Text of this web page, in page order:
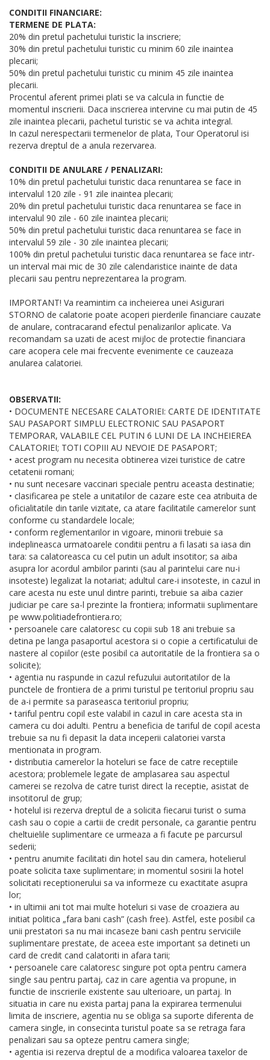
CONDITII FINANCIARE:
TERMENE DE PLATA:
20% din pretul pachetului turistic la inscriere;
30% din pretul pachetului turistic cu minim 60 zile inaintea
plecarii;
50% din pretul pachetului turistic cu minim 45 zile inaintea
plecarii.
Procentul aferent primei plati se va calcula in functie de
momentul inscrierii. Daca inscrierea intervine cu mai putin de 45
zile inaintea plecarii, pachetul turistic se va achita integral.
In cazul nerespectarii termenelor de plata, Tour Operatorul isi
rezerva dreptul de a anula rezervarea.
CONDITII DE ANULARE / PENALIZARI:
10% din pretul pachetului turistic daca renuntarea se face in
intervalul 120 zile - 91 zile inaintea plecarii;
20% din pretul pachetului turistic daca renuntarea se face in
intervalul 90 zile - 60 zile inaintea plecarii;
50% din pretul pachetului turistic daca renuntarea se face in
intervalul 59 zile - 30 zile inaintea plecarii;
100% din pretul pachetului turistic daca renuntarea se face intr-
un interval mai mic de 30 zile calendaristice inainte de data
plecarii sau pentru neprezentarea la program.
IMPORTANT! Va reamintim ca incheierea unei Asigurari
STORNO de calatorie poate acoperi pierderile financiare cauzate
de anulare, contracarand efectul penalizarilor aplicate. Va
recomandam sa uzati de acest mijloc de protectie financiara
care acopera cele mai frecvente evenimente ce cauzeaza
anularea calatoriei.
OBSERVATII:
• DOCUMENTE NECESARE CALATORIEI: CARTE DE IDENTITATE
SAU PASAPORT SIMPLU ELECTRONIC SAU PASAPORT
TEMPORAR, VALABILE CEL PUTIN 6 LUNI DE LA INCHEIEREA
CALATORIEI; TOTI COPIII AU NEVOIE DE PASAPORT;
• acest program nu necesita obtinerea vizei turistice de catre
cetatenii romani;
• nu sunt necesare vaccinari speciale pentru aceasta destinatie;
• clasificarea pe stele a unitatilor de cazare este cea atribuita de
oficialitatile din tarile vizitate, ca atare facilitatile camerelor sunt
conforme cu standardele locale;
• conform reglementarilor in vigoare, minorii trebuie sa
indeplineasca urmatoarele conditii pentru a fi lasati sa iasa din
tara: sa calatoreasca cu cel putin un adult insotitor; sa aiba
asupra lor acordul ambilor parinti (sau al parintelui care nu-i
insoteste) legalizat la notariat; adultul care-i insoteste, in cazul in
care acesta nu este unul dintre parinti, trebuie sa aiba cazier
judiciar pe care sa-l prezinte la frontiera; informatii suplimentare
pe www.politiadefrontiera.ro;
• persoanele care calatoresc cu copii sub 18 ani trebuie sa
detina pe langa pasaportul acestora si o copie a certificatului de
nastere al copiilor (este posibil ca autoritatile de la frontiera sa o
solicite);
• agentia nu raspunde in cazul refuzului autoritatilor de la
punctele de frontiera de a primi turistul pe teritoriul propriu sau
de a-i permite sa paraseasca teritoriul propriu;
• tariful pentru copil este valabil in cazul in care acesta sta in
camera cu doi adulti. Pentru a beneficia de tariful de copil acesta
trebuie sa nu fi depasit la data inceperii calatoriei varsta
mentionata in program.
• distributia camerelor la hoteluri se face de catre receptiile
acestora; problemele legate de amplasarea sau aspectul
camerei se rezolva de catre turist direct la receptie, asistat de
insotitorul de grup;
• hotelul isi rezerva dreptul de a solicita fiecarui turist o suma
cash sau o copie a cartii de credit personale, ca garantie pentru
cheltuielile suplimentare ce urmeaza a fi facute pe parcursul
sederii;
• pentru anumite facilitati din hotel sau din camera, hotelierul
poate solicita taxe suplimentare; in momentul sosirii la hotel
solicitati receptionerului sa va informeze cu exactitate asupra
lor;
• in ultimii ani tot mai multe hoteluri si vase de croaziera au
initiat politica „fara bani cash” (cash free). Astfel, este posibil ca
unii prestatori sa nu mai incaseze bani cash pentru serviciile
suplimentare prestate, de aceea este important sa detineti un
card de credit cand calatoriti in afara tarii;
• persoanele care calatoresc singure pot opta pentru camera
single sau pentru partaj, caz in care agentia va propune, in
functie de inscrierile existente sau ulterioare, un partaj. In
situatia in care nu exista partaj pana la expirarea termenului
limita de inscriere, agentia nu se obliga sa suporte diferenta de
camera single, in consecinta turistul poate sa se retraga fara
penalizari sau sa opteze pentru camera single;
• agentia isi rezerva dreptul de a modifica valoarea taxelor de